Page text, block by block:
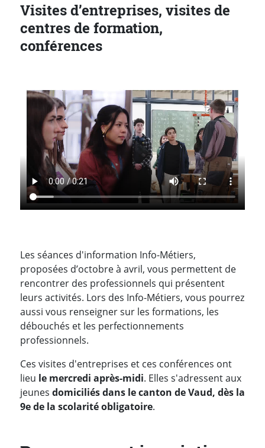
Visites d’entreprises, visites de
centres de formation,
conférences
Les séances d'information Info-Métiers,
proposées d’octobre à avril, vous permettent de
rencontrer des professionnels qui présentent
leurs activités. Lors des Info-Métiers, vous pourrez
aussi vous renseigner sur les formations, les
débouchés et les perfectionnements
professionnels.
Ces visites d'entreprises et ces conférences ont
lieu le mercredi après-midi. Elles s'adressent aux
jeunes domiciliés dans le canton de Vaud, dès la
9ede la scolarité obligatoire.